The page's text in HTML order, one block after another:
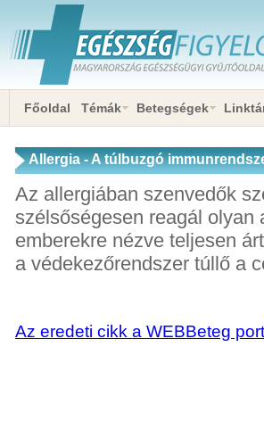
Főoldal Témák Betegségek
Allergia - A túlbuzgó
Az allergiában szenvedők
szélsőségesen reagál olyan
emberekre nézve teljesen
a védekezőrendszer túllő a
Az eredeti cikk a WEBBeteg